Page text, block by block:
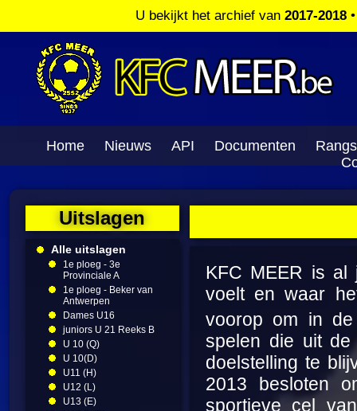
U bekijkt het archief van 2017-2018
Home Nieuws API Documenten
Uitslagen
Alle uitslagen
1e ploeg - 3e
Provinciale A
1e ploeg - Beker van
Antwerpen
Dames U16
juniors U 21 Reeks B
U 10 (Q)
U 10(D)
U11 (H)
U12 (L)
U13 (E)
KFC MEER is al
voelt en waar
voorop om in
spelen die uit
doelstelling te
2013 besloten
sportieve cel